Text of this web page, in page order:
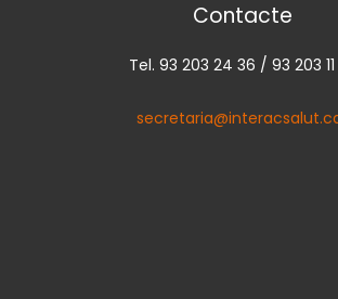
Contacte
Tel. 93 203 24 36 / 93 203